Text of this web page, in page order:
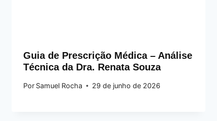
Guia de Prescrição Médica – Análise
Técnica da Dra. Renata Souza
Por Samuel Rocha 29 de junho de 2026